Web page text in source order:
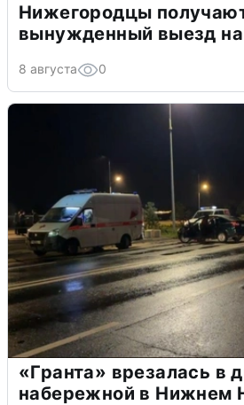
Нижегородцы
вынужденный выезд
8 августа 0
«Гранта» врезалась в
набережной в Нижнем